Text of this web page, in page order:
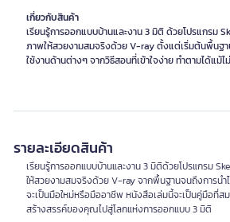
เกี่ยวกับสินค้า
เรียนรู้การออกแบบบ้านและงาน 3 มิติ ด้วยโปรแกรม
ภาพให้สวยงามสมจริงด้วย V-ray ตั้งแต่เริ่มต้นพื้นฐา
ใช้งานด้านต่างๆ จากวิธีสอนที่เข้าใจง่าย ทำตามได้แม้
รายละเอียดสินค้า
เรียนรู้การออกแบบบ้านและงาน 3 มิติด้วยโปรแกรม
ให้สวยงามสมจริงด้วย V-ray จากพื้นฐานจนถึงการนำ
จะเป็นมือใหม่หรือมืออาชีพ หนังสือเล่มนี้จะเป็นคู่มือที่
สร้างสรรค์ของคุณไปสู่โลกแห่งการออกแบบ 3 มิติ